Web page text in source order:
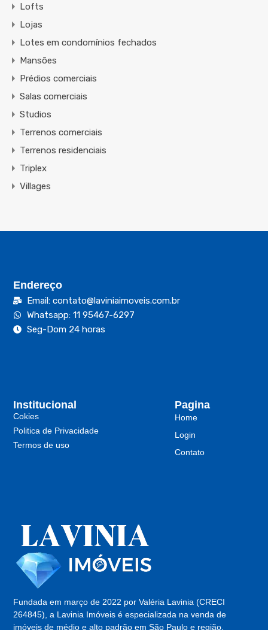
Lofts
Lojas
Lotes em condomínios fechados
Mansões
Prédios comerciais
Salas comerciais
Studios
Terrenos comerciais
Terrenos residenciais
Triplex
Villages
Fundada em março de 2022 por Valéria Lavinia (CRECI
264845), a Lavinia Imóveis é especializada na venda de
imóveis de médio e alto padrão em São Paulo e região.
Pagina
Home
Login
Contato
Institucional
Cokies
Politica de Privacidade
Termos de uso
Endereço
Email: contato@laviniaimoveis.com.br
Whatsapp: 11 95467-6297
Seg-Dom 24 horas